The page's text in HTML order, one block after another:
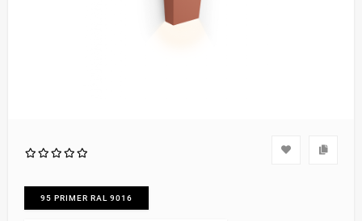
95 PRIMER RAL 9016